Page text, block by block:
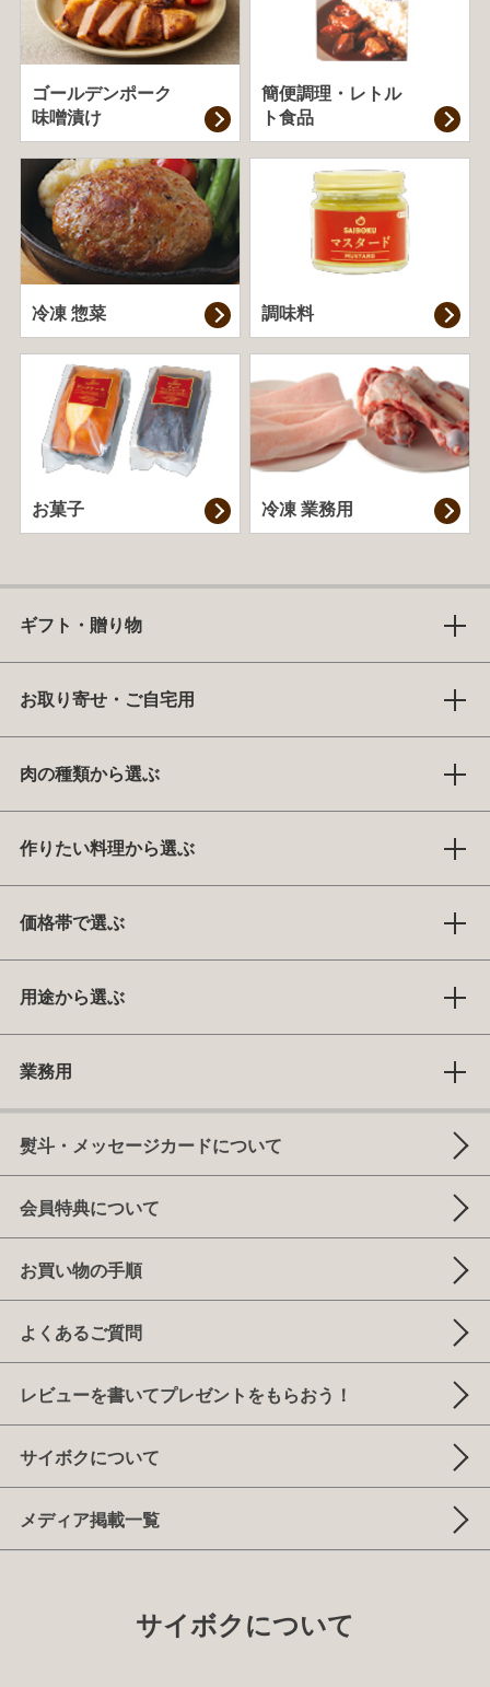
ゴールデンポーク
味噌漬け
簡便調理・ レトル
ト食品
冷凍 惣菜 調味料
お菓子 冷凍 業務用
ギフト・贈り物
お取り寄せ・ご自宅用
肉の種類から選ぶ
作りたい料理から選ぶ
価格帯で選ぶ
用途から選ぶ
業務用
熨斗・メッセージカードについて
会員特典について
お買い物の手順
よくあるご質問
レビューを書いてプレゼントをもらおう！
サイボクについて
メディア掲載一覧
サイボクについて